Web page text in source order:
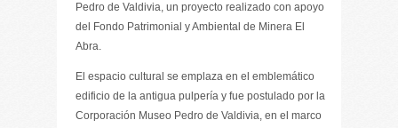
Pedro de Valdivia, un proyecto realizado con apoyo
del Fondo Patrimonial y Ambiental de Minera El
Abra.
El espacio cultural se emplaza en el emblemático
edificio de la antigua pulpería y fue postulado por la
Corporación Museo Pedro de Valdivia, en el marco